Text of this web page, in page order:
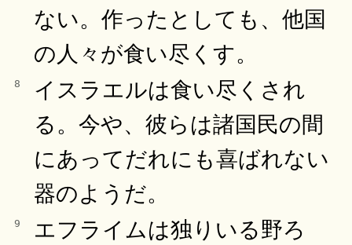
ない。作ったとしても、他国
の人々が食い尽くす。
8
イスラエルは食い尽くされ
る。今や、彼らは諸国民の間
にあってだれにも喜ばれない
器のようだ。
9
エフライムは独りいる野ろ